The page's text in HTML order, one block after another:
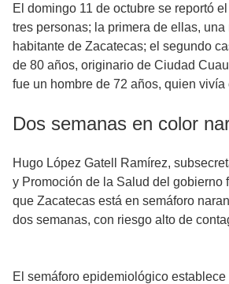
El domingo 11 de octubre se reportó
tres personas; la primera de ellas, una
habitante de Zacatecas; el segundo
de 80 años, originario de Ciudad
fue un hombre de 72 años, quien
Dos semanas en color
Hugo López Gatell Ramírez,
y Promoción de la Salud del gobierno
que Zacatecas está en semáforo
dos semanas, con riesgo alto de
El semáforo epidemiológico establece